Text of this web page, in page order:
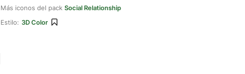
Más iconos del pack Social Relationship
Estilo: 3D Color